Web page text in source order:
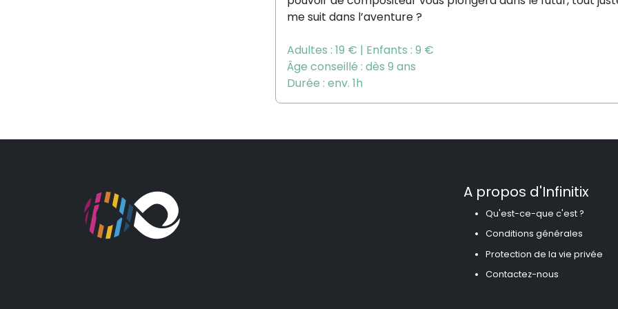
me suit dans l’aventure ?
Adultes : 19 € | Enfants : 9 €
Âge conseillé : dès 9 ans
Durée : env. 1h
A propos d'Infinitix
Qu'est-ce-que c'est ?
Conditions générales
Protection de la vie privée
Contactez-nous